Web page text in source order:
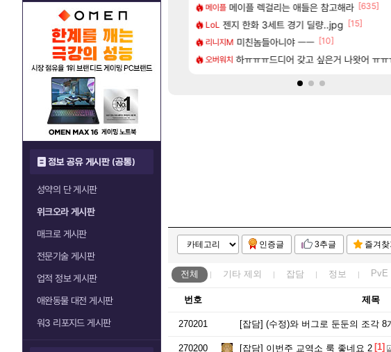
정보 공유 게시판 (공통)
성약의 단 게시판
위크오라 게시판
매크로 게시판
전문기술 게시판
업적 정보 게시판
애완동물 대전 게시판
워3 리포지드 게시판
히는거 먼가 좀 몬가몬가네..
뭐하는 짓이냐? [116]
부로 가지 마라.. [44]
랍은 필수인가?? [69]
메이플 메이플 렉걸리는 애들은 참고해라 [635]
LoL 젠지 한화 3세트 경기 딜량..jpg [15]
리니지M 미친놈들아니야 ㅡㅡ [10]
오버워치 하ㅠㅠㅠ드디어 갖고 싶은거 나왓어 ㅠㅠ
신작 서브컬쳐 게임 [펄 인 블루] 티저 사이트 오픈
만화 | 야간 보초는 너무 힘들어
길찾기/지도 공략 (1 ~ 12장)
트 때는 로비에 온라인 기능이 있는데
아스오라 「에린」 컨셉 포스터 공개
여행 7년만에 가족여행을 다녀왔습니다.
비스트 쿠를 먼저 보내서 기습하는 법
해외겜 스위치2판 ‘몬헌 와일즈’, 30~40fps
인증글 3추글 즐겨찾
전체 기타 제외 잡담 정보 PvE
번호 제목
270201 [잡담] (수정)와 버그로 둔둔의 조각 8
270200 [잡담] 이번주 교역소 룩 좋네요 2 [1]